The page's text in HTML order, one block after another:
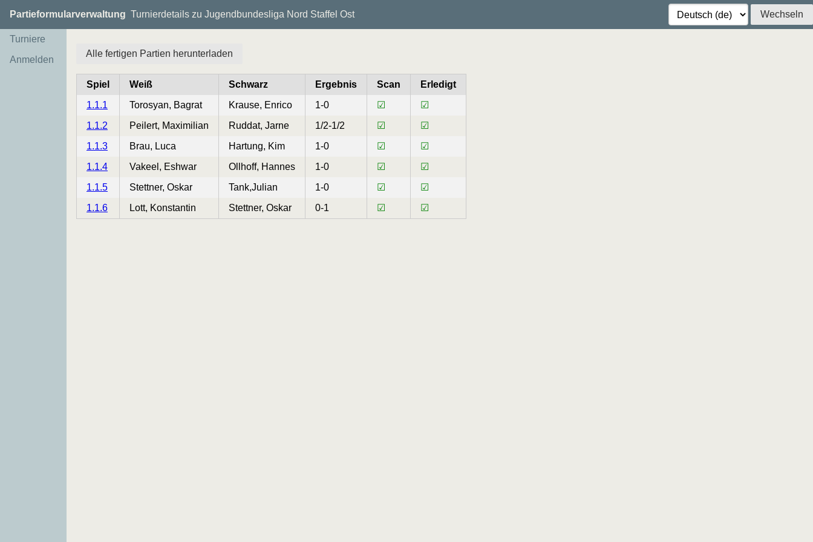
Partieformularverwaltung Turnierdetails zu Jugendbundesliga Nord Staffel Ost Wechseln
Turniere
Anmelden
Alle fertigen Partien herunterladen
Spiel Weiß Schwarz Ergebnis Scan
Erledigt
1.1.1
Torosyan, Bagrat Krause, Enrico 1-0 ☑
☑
1.1.2
Peilert, Maximilian Ruddat, Jarne 1/2-1/2 ☑
☑
1.1.3
Brau, Luca Hartung, Kim 1-0 ☑
☑
1.1.4
Vakeel, Eshwar Ollhoff, Hannes 1-0 ☑
☑
1.1.5
Stettner, Oskar Tank,Julian 1-0 ☑
☑
1.1.6
Lott, Konstantin Stettner, Oskar 0-1 ☑ ☑